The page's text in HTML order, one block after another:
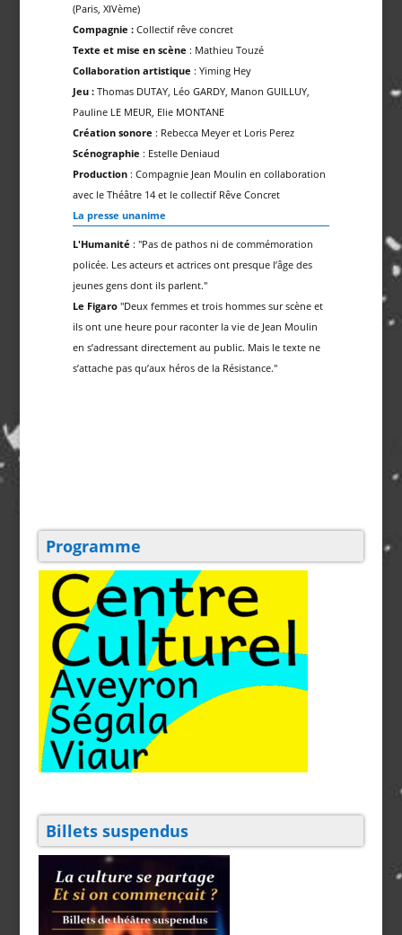
(Paris, XIVème)
Compagnie :Collectif rêve concret
Texte et mise en scène : Mathieu Touzé
Collaboration artistique : Yiming Hey
Jeu :Thomas DUTAY, Léo GARDY, Manon GUILLUY,
Pauline LE MEUR, Elie MONTANE
Création sonore : Rebecca Meyer et Loris Perez
Scénographie : Estelle Deniaud
Production: Compagnie Jean Moulin en collaboration
avec le Théâtre 14 et le collectif Rêve Concret
La presse unanime
L'Humanité : "Pas de pathos ni de commémoration
policée. Les acteurs et actrices ont presque l’âge des
jeunes gens dont ils parlent."
Le Figaro"Deux femmes et trois hommes sur scène et
ils ont une heure pour raconter la vie de Jean Moulin
en s’adressant directement au public. Mais le texte ne
s’attache pas qu’aux héros de la Résistance."
Programme
Billets suspendus